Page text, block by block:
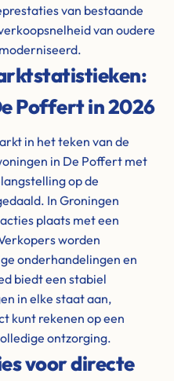
van bestaande
van oudere
Poffert in 2026
in het teken van de
in De Poffert met
op de
In Groningen
plaats met een
worden
onderhandelingen en
biedt een stabiel
in elke staat aan,
kunt rekenen op een
ontzorging.
voor directe